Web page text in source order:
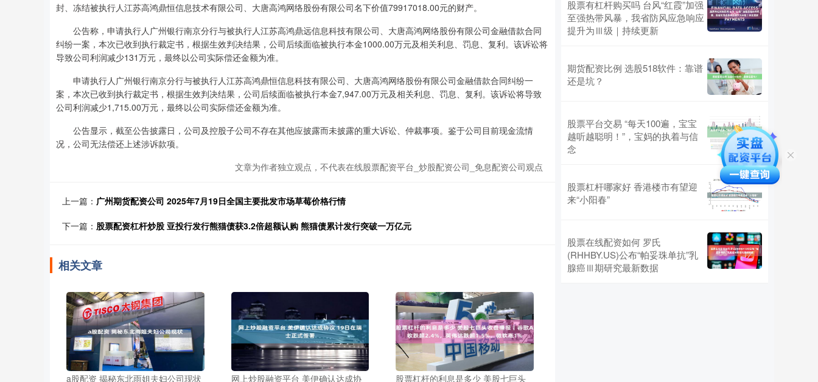
封、冻结被执行人江苏高鸿鼎恒信息技术有限公司、大唐高鸿网络股份有限公司名下价值79917018.00元的财产。
公告称，申请执行人广州银行南京分行与被执行人江苏高鸿鼎远信息科技有限公司、大唐高鸿网络股份有限公司金融借款合同
纠纷一案，本次已收到执行裁定书，根据生效判决结果，公司后续面临被执行本金1000.00万元及相关利息、罚息、复利。该诉讼将
导致公司利润减少131万元，最终以公司实际偿还金额为准。
申请执行人广州银行南京分行与被执行人江苏高鸿鼎恒信息科技有限公司、大唐高鸿网络股份有限公司金融借款合同纠纷一
案，本次已收到执行裁定书，根据生效判决结果，公司后续面临被执行本金7,947.00万元及相关利息、罚息、复利。该诉讼将导致
公司利润减少1,715.00万元，最终以公司实际偿还金额为准。
公告显示，截至公告披露日，公司及控股子公司不存在其他应披露而未披露的重大诉讼、仲裁事项。鉴于公司目前现金流情
况，公司无法偿还上述涉诉款项。
文章为作者独立观点，不代表在线股票配资平台_炒股配资公司_免息配资公司观点
上一篇： 广州期货配资公司 2025年7月19日全国主要批发市场草莓价格行情
下一篇： 股票配资杠杆炒股 亚投行发行熊猫债获3.2倍超额认购 熊猫债累计发行突破一万亿元
相关文章
a股配资 揭秘东北雨姐夫妇公司现状 网上炒股融资平台 美伊确认达成协 股票杠杆的利息是多少 美股七巨头
股票有杠杆购买吗 台风“红霞”加强
至强热带风暴，我省防风应急响应
提升为Ⅲ级｜持续更新
期货配资比例 选股518软件：靠谱
还是坑？
股票平台交易 “每天100遍，宝宝
越听越聪明！”，宝妈的执着与信
念
股票杠杆哪家好 香港楼市有望迎
来“小阳春”
股票在线配资如何 罗氏
(RHHBY.US)公布“帕妥珠单抗”乳
腺癌Ⅲ期研究最新数据